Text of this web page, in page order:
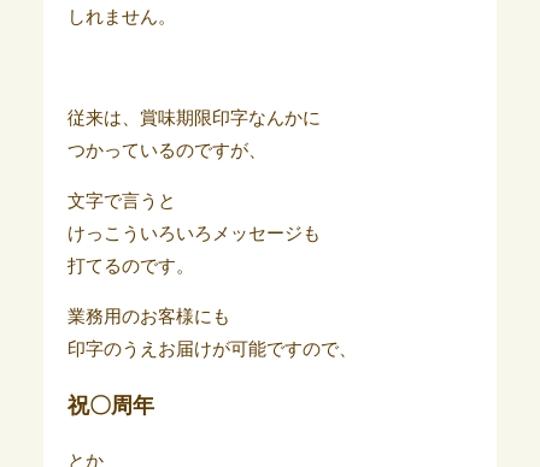
しれません。
従来は、賞味期限印字なんかに
つかっているのですが、
文字で言うと
けっこういろいろメッセージも
打てるのです。
業務用のお客様にも
印字のうえお届けが可能ですので、
祝〇周年
とか